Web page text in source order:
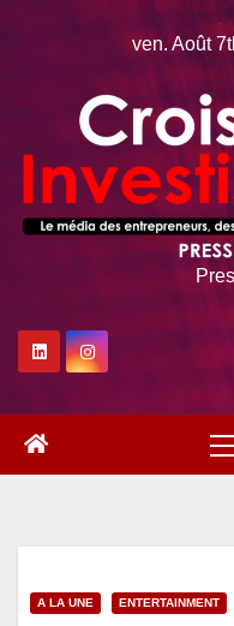
ven. Août
A LA UNE ENTERTAINMENT